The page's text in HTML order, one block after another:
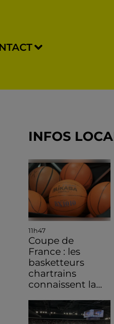
INFOS
11h47
Coupe de
France : les
basketteurs
chartrains
connaissent la...